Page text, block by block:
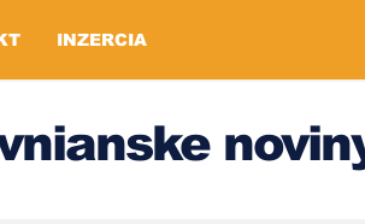
INZERCIA